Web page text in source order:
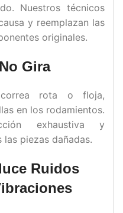
Nuestros técnicos
y reemplazan las
originales.
Gira
rota o floja,
en los rodamientos.
exhaustiva y
piezas dañadas.
Ruidos